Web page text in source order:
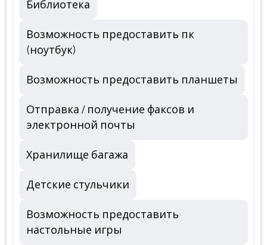
Библиотека
Возможность предоставить пк
(ноутбук)
Возможность предоставить планшеты
Отправка / получение факсов и
электронной почты
Хранилище багажа
Детские стульчики
Возможность предоставить
настольные игры